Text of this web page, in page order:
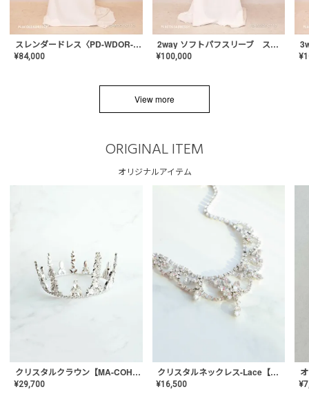
スレンダードレス〈PD-WDOR-2110〉
¥84,000
2way ソフトパフスリーブ スレンダードレス〈PD-WDOR-2112〉
¥100,000 ¥
View more
ORIGINAL ITEM
オリジナルアイテム
クリスタルクラウン【MA-COHD-01】韓国風クラウン/ウェディングクラウン/ティアラ
¥29,700
クリスタルネックレス-Lace【MA-CONL-02】
¥16,500 ¥